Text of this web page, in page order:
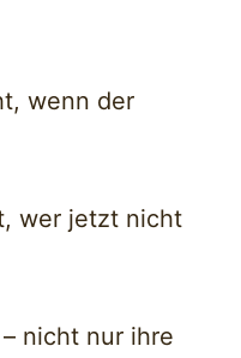
wenn der
wer jetzt nicht
nicht nur ihre